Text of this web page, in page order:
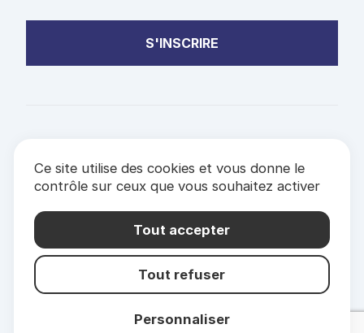
S'INSCRIRE
& LABELS
Politique de confidentialité
Ce site utilise des cookies et vous donne le
contrôle sur ceux que vous souhaitez activer
Tout accepter
Tout refuser
Personnaliser